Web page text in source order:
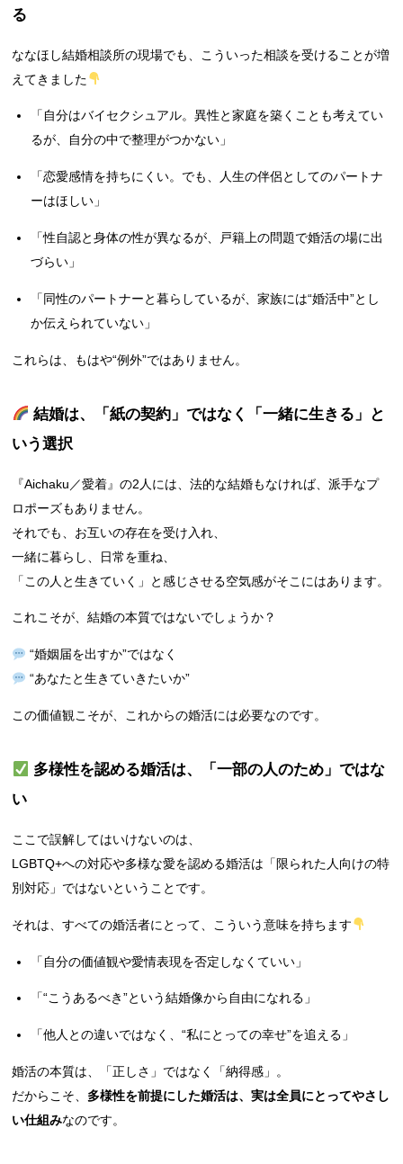
る
ななほし結婚相談所の現場でも、こういった相談を受けることが増
えてきました
「自分はバイセクシュアル。異性と家庭を築くことも考えてい
るが、自分の中で整理がつかない」
「恋愛感情を持ちにくい。でも、人生の伴侶としてのパートナ
ーはほしい」
「性自認と身体の性が異なるが、戸籍上の問題で婚活の場に出
づらい」
「同性のパートナーと暮らしているが、家族には“婚活中”とし
か伝えられていない」
これらは、もはや“例外”ではありません。
結婚は、「紙の契約」ではなく「一緒に生きる」と
いう選択
『Aichaku／愛着』の2人には、法的な結婚もなければ、派手なプ
ロポーズもありません。
それでも、お互いの存在を受け入れ、
一緒に暮らし、日常を重ね、
「この人と生きていく」と感じさせる空気感がそこにはあります。
これこそが、結婚の本質ではないでしょうか？
“婚姻届を出すか”ではなく
“あなたと生きていきたいか”
この価値観こそが、これからの婚活には必要なのです。
多様性を認める婚活は、「一部の人のため」ではな
い
ここで誤解してはいけないのは、
LGBTQ+への対応や多様な愛を認める婚活は「限られた人向けの特
別対応」ではないということです。
それは、すべての婚活者にとって、こういう意味を持ちます
「自分の価値観や愛情表現を否定しなくていい」
「“こうあるべき”という結婚像から自由になれる」
「他人との違いではなく、“私にとっての幸せ”を追える」
婚活の本質は、「正しさ」ではなく「納得感」。
だからこそ、 多様性を前提にした婚活は、実は全員にとってやさし
い仕組みなのです。